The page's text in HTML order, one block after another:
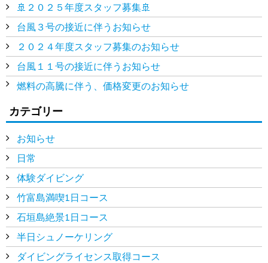
🚢２０２５年度スタッフ募集🚢
台風３号の接近に伴うお知らせ
２０２４年度スタッフ募集のお知らせ
台風１１号の接近に伴うお知らせ
燃料の高騰に伴う、価格変更のお知らせ
カテゴリー
お知らせ
日常
体験ダイビング
竹富島満喫1日コース
石垣島絶景1日コース
半日シュノーケリング
ダイビングライセンス取得コース